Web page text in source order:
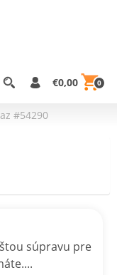
€0,00 0
#54290
súpravu pre